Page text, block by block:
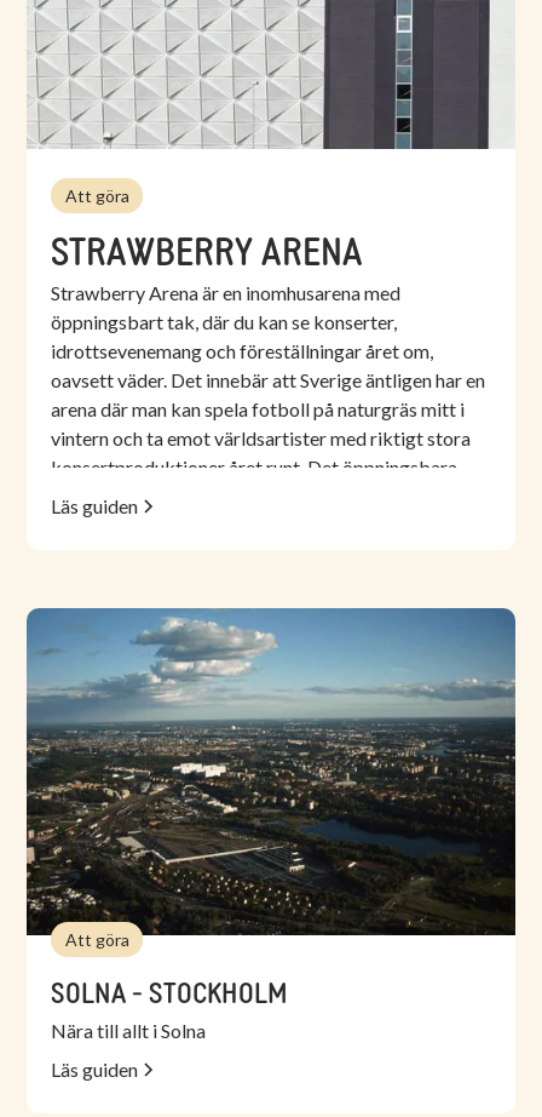
Att göra
STRAWBERRY ARENA
Strawberry Arena är en inomhusarena med
öppningsbart tak, där du kan se konserter,
idrottsevenemang och föreställningar året om,
oavsett väder. Det innebär att Sverige äntligen har en
arena där man kan spela fotboll på naturgräs mitt i
vintern och ta emot världsartister med riktigt stora
konsertproduktioner året runt. Det öppningsbara
taket består av två takplattor som mäter 3 750 m²
vardera, vilket totalt motsvarar sex normalstora
evenemang på strawberryarena.se
Läs guiden
Att göra
SOLNA - STOCKHOLM
Nära till allt i Solna
Läs guiden